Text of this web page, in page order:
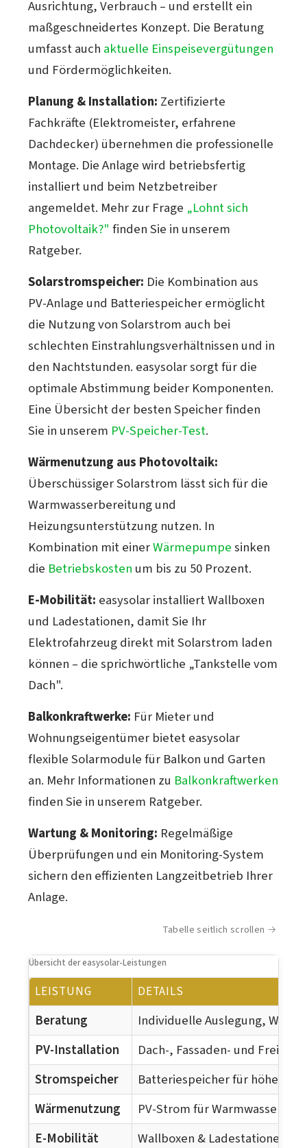
Ausrichtung, Verbrauch – und erstellt ein
maßgeschneidertes Konzept. Die Beratung
umfasst auch aktuelle Einspeisevergütungen
und Fördermöglichkeiten.
Planung & Installation: Zertifizierte
Fachkräfte (Elektromeister, erfahrene
Dachdecker) übernehmen die professionelle
Montage. Die Anlage wird betriebsfertig
installiert und beim Netzbetreiber
angemeldet. Mehr zur Frage „Lohnt sich
Photovoltaik?" finden Sie in unserem
Ratgeber.
Solarstromspeicher: Die Kombination aus
PV-Anlage und Batteriespeicher ermöglicht
die Nutzung von Solarstrom auch bei
schlechten Einstrahlungsverhältnissen und in
den Nachtstunden. easysolar sorgt für die
optimale Abstimmung beider Komponenten.
Eine Übersicht der besten Speicher finden
Sie in unserem PV-Speicher-Test.
Wärmenutzung aus Photovoltaik:
Überschüssiger Solarstrom lässt sich für die
Warmwasserbereitung und
Heizungsunterstützung nutzen. In
Kombination mit einerWärmepumpesinken
die Betriebskosten um bis zu 50 Prozent.
E-Mobilität: easysolar installiert Wallboxen
und Ladestationen, damit Sie Ihr
Elektrofahrzeug direkt mit Solarstrom laden
können – die sprichwörtliche „Tankstelle vom
Dach".
Balkonkraftwerke: Für Mieter und
Wohnungseigentümer bietet easysolar
flexible Solarmodule für Balkon und Garten
an. Mehr Informationen zu Balkonkraftwerken
finden Sie in unserem Ratgeber.
Wartung & Monitoring: Regelmäßige
Überprüfungen und ein Monitoring-System
sichern den effizienten Langzeitbetrieb Ihrer
Anlage.
Tabelle seitlich scrollen
Übersicht der easysolar-Leistungen
LEISTUNG DETAILS
Beratung
Individuelle Auslegung,
PV-Installation
Dach-, Fassaden- und
Stromspeicher
Batteriespeicher für höheren
Wärmenutzung
PV-Strom für Warmwasser &
E-Mobilität
Wallboxen & Ladestationen